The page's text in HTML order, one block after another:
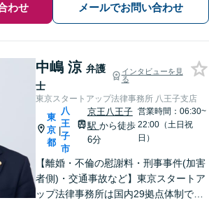
わせ メールでお問い合わせ
中嶋 涼 弁護
士
インタビューを見
る
東京スタートアップ法律事務所 八王子支店
東
京
都
|
八
王
子
市
京王八王子
駅 から徒歩
6分
営業時間：06:30~
22:00（土日祝
日）
【離婚・不倫の慰謝料・刑事事件(加害
者側)・交通事故など】東京スタートア
ップ法律事務所は国内29拠点体制で全